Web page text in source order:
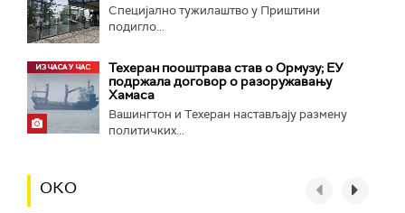
Специјално тужилаштво у Приштини
подигло...
Техеран пооштрава став о Ормузу; ЕУ
подржала договор о разоружавању
Хамаса
Вашингтон и Техеран настављају размену
политичких...
ОКО